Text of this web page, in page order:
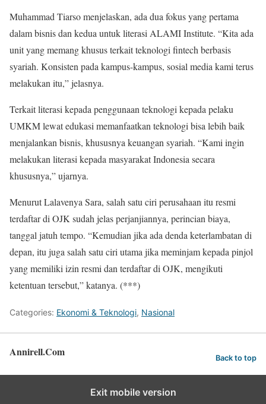
Muhammad Tiarso menjelaskan, ada dua fokus yang pertama
dalam bisnis dan kedua untuk literasi ALAMI Institute. “Kita ada
unit yang memang khusus terkait teknologi fintech berbasis
syariah. Konsisten pada kampus-kampus, sosial media kami terus
melakukan itu,” jelasnya.
Terkait literasi kepada penggunaan teknologi kepada pelaku
UMKM lewat edukasi memanfaatkan teknologi bisa lebih baik
menjalankan bisnis, khususnya keuangan syariah. “Kami ingin
melakukan literasi kepada masyarakat Indonesia secara
khususnya,” ujarnya.
Menurut Lalavenya Sara, salah satu ciri perusahaan itu resmi
terdaftar di OJK sudah jelas perjanjiannya, perincian biaya,
tanggal jatuh tempo. “Kemudian jika ada denda keterlambatan di
depan, itu juga salah satu ciri utama jika meminjam kepada pinjol
yang memiliki izin resmi dan terdaftar di OJK, mengikuti
ketentuan tersebut,” katanya. (***)
Categories: Ekonomi & Teknologi, Nasional
Annirell.Com Back to top
Exit mobile version